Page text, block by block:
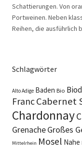
Schattierungen. Von
Portweinen. Neben
Reihen, die ausführlich
Schlagwörter
Alto Adige Baden Bio
FrancCabernet
Chardonnay
GrenacheGroßes
Mittelrhein Mosel Nahe